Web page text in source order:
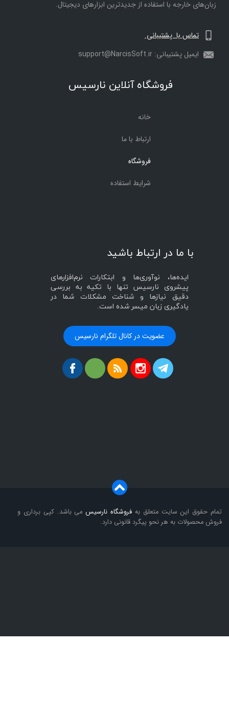
تمام حقوق این سایت متعلق به فروشگاه نارسیس می باشد. کپی برداری و
فروش محصولات به هر نحو پیگرد قانونی دارد.
زبان‌های خارجه با استفاده از جدیدترین ابزارهای دیجیتال.
تماس با پشتیبانی
ایمیل پشتیبانی: support@NarcisSoft.ir
فروشگاه آنلاین نارسیس
خانه
ارتباط با ما
فروشگاه
شرایط استفاده
با ما در ارتباط باشید
ایده‌ها، نوآوری‌ها و ابتکارات نرم‌افزارهای
پیشروی نارسیس تنها با تکیه به بررسی
دقیق نیازها و شناخت مشکلات شما در
یادگیری زبان میسر شده است.
عضویت در کانال تلگرام نارسیس